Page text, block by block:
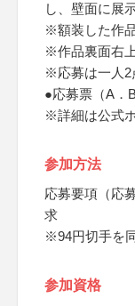
し、壁面に展
※額装した作
※作品裏面右
※応募は一人2
●応募票（A．B
※詳細は公式
参加方法
応募要項（応
求
※94円切手を
参加資格